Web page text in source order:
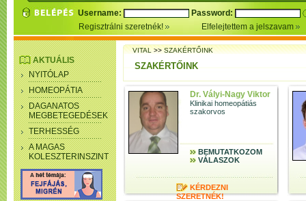
Username:
Password:
Regisztrálni szeretnék!
Elfelejtettem a jelszavam
AKTUÁLIS
NYITÓLAP
HOMEOPÁTIA
DAGANATOS
MEGBETEGEDÉSEK
TERHESSÉG
A MAGAS
KOLESZTERINSZINT
VITAL>>SZAKÉRTŐINK
SZAKÉRTŐINK
Dr. Vályi-Nagy Viktor
Klinikai homeopátiás
szakorvos
BEMUTATKOZOM
VÁLASZOK
KÉRDEZNI
SZERETNÉK!